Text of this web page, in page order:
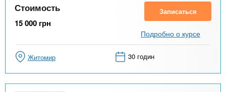
Стоимость
15 000 грн
Записаться
Подробно о курсе
Житомир 30 годин